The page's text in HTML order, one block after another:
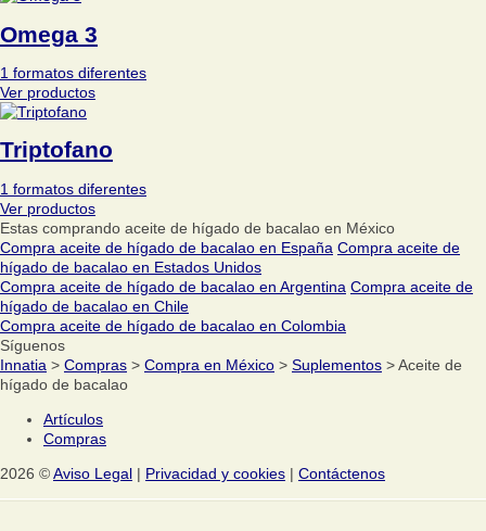
Omega 3
1 formatos diferentes
Ver productos
Triptofano
1 formatos diferentes
Ver productos
Estas comprando aceite de hígado de bacalao en México
Compra aceite de hígado de bacalao en España Compra aceite de
hígado de bacalao en Estados Unidos
Compra aceite de hígado de bacalao en Argentina Compra aceite de
hígado de bacalao en Chile
Compra aceite de hígado de bacalao en Colombia
Síguenos
Innatia > Compras > Compra en México > Suplementos > Aceite de
hígado de bacalao
Artículos
Compras
2026 ©Aviso Legal | Privacidad y cookies | Contáctenos